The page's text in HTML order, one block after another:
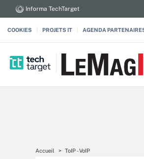
Informa TechTarget
COOKIES PROJETS IT AGENDA
Accueil ToIP - VoIP